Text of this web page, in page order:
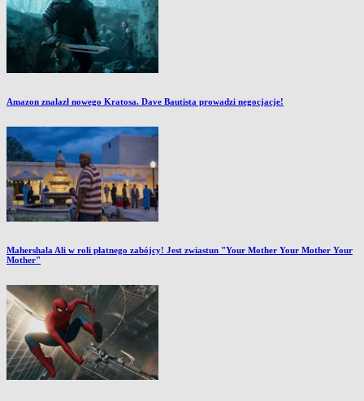
Amazon znalazł nowego Kratosa. Dave Bautista prowadzi negocjacje!
Mahershala Ali w roli płatnego zabójcy! Jest zwiastun "Your Mother Your Mother Your
Mother"